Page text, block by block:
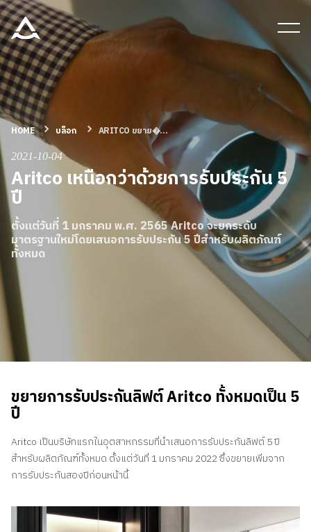
เครื่องมือและเอกสาร
บล็อก & ข่าวสาร
ผลิตภัณฑ์
เกี่ยวกับ ARITCO
สําหรับมืออาชีพ
สั่งซื้อ Digital HomeKit
ติดต่อเรา
สอบถามราคาประเมิน
คําถามที่พบบ่อย
TH
HOME บล็อก ARITCO ขยาย�...
2021-10-04
Aritco เหนือกว่าด้วยการรับประกัน 5
ปี
ตั้งแต่วันที่ 1 มกราคม พ.ศ. 2565 Aritco จะยกระดับ
มาตรฐานใหม่โดยเสนอการรับประกัน 5 ปีสำหรับผลิตภัณฑ์
ทั้งหมด
ขยายการรับประกันลิฟต์ Aritco ทั้งหมดเป็น 5
ปี
Aritco เป็นบริษัทแรกในอุตสาหกรรมที่นำเสนอการรับประกันลิฟต์ 5 ปี
สำหรับผลิตภัณฑ์ทั้งหมด ตั้งแต่วันที่ 1 มกราคม 2022 ซึ่งขยายเพิ่มจาก
การรับประกันสองปีก่อนหน้านี้